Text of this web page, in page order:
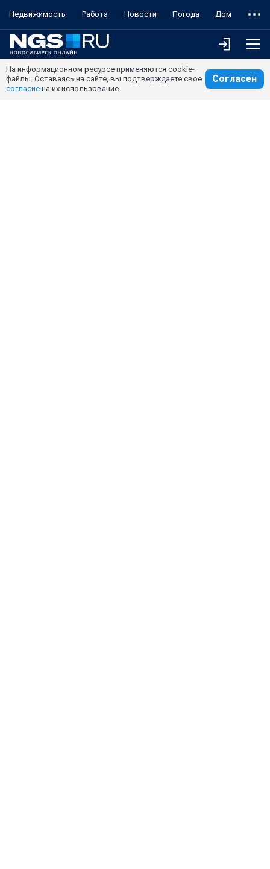
Недвижимость Работа Новости Погода Дом
На информационном ресурсе применяются cookie-
файлы. Оставаясь на сайте, вы подтверждаете свое
согласие на их использование.
Согласен